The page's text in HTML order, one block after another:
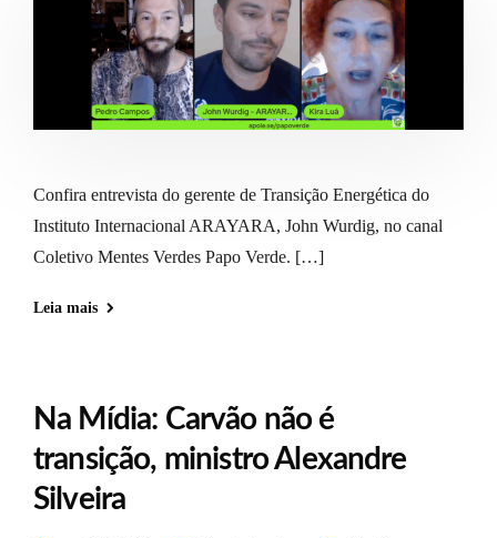
Confira entrevista do gerente de Transição Energética do
Instituto Internacional ARAYARA, John Wurdig, no canal
Coletivo Mentes Verdes Papo Verde. […]
Leia mais
Na Mídia: Carvão não é
transição, ministro Alexandre
Silveira